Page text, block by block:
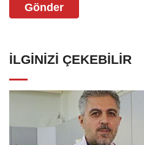
Gönder
İLGINIZI ÇEKEBILIR